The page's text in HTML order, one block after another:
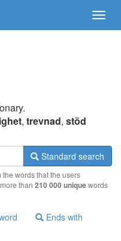
, trevnad, stöd
Standard search
words that the users
than 210 000 uniquewords
Ends with